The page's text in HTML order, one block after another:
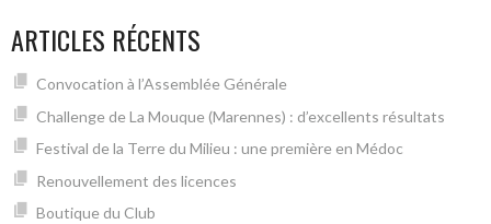
ARTICLES RÉCENTS
Convocation à l’Assemblée Générale
Challenge de La Mouque (Marennes) : d’excellents résultats
Festival de la Terre du Milieu : une première en Médoc
Renouvellement des licences
Boutique du Club